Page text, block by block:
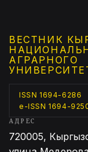
ВЕСТНИК
АГРАРНОГО
ISSN 1694-6286
e-ISSN 1694-
АДРЕС
720005,